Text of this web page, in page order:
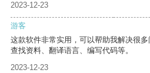
2023-12-23
游客
这款软件非常实用，可以帮助我解决很
查找资料、翻译语言、编写代码等。
2023-12-23